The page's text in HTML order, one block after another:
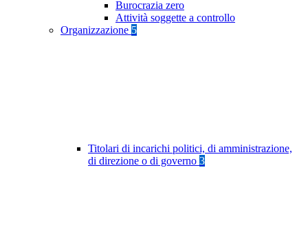
Burocrazia zero
Attività soggette a controllo
Organizzazione 5
Titolari di incarichi politici, di amministrazione,
di direzione o di governo 3